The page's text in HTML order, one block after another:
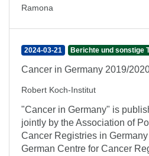
Ramona
2024-03-21 Berichte und sonstige
Cancer in Germany 2019/
Robert Koch-Institut
"Cancer in Germany" is
jointly by the Association of
Cancer Registries in
German Centre for Cancer